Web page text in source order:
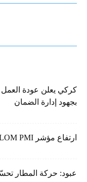
كركي يعلن عودة
بجهود إدارة الضمان
ارتفاع مؤشر BLOM PMI في تموز إلى 50.7 نقطة
عبود: حركة المطار